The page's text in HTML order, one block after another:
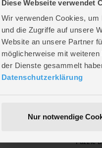
Diese Webseite verwendet
Wir verwenden Cookies,
und die Zugriffe auf unsere
Website an unsere Partner
möglicherweise mit
der Dienste gesammelt
Datenschutzerklärung
Nur notwendige
Puzzle-